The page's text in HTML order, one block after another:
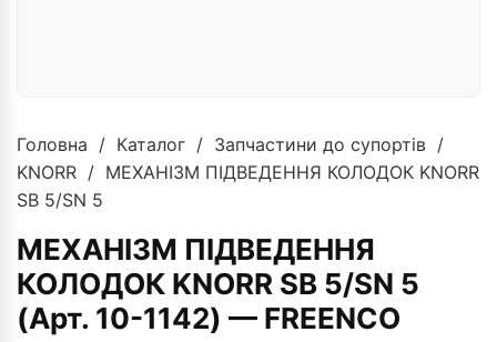
Головна / Каталог / Запчастини до супортів /
KNORR / МЕХАНІЗМ ПІДВЕДЕННЯ КОЛОДОК KNORR
SB 5/SN 5
МЕХАНІЗМ ПІДВЕДЕННЯ
КОЛОДОК KNORR SB 5/SN 5
(Арт. 10-1142) — FREENCO